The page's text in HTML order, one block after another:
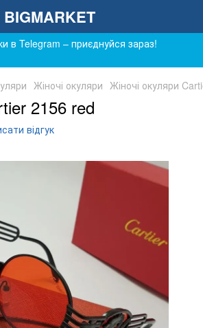
BIGMARKET
в Telegram – приєднуйся зараз!
Жіночі окуляри Жіночі окуляри
2156 red
відгук